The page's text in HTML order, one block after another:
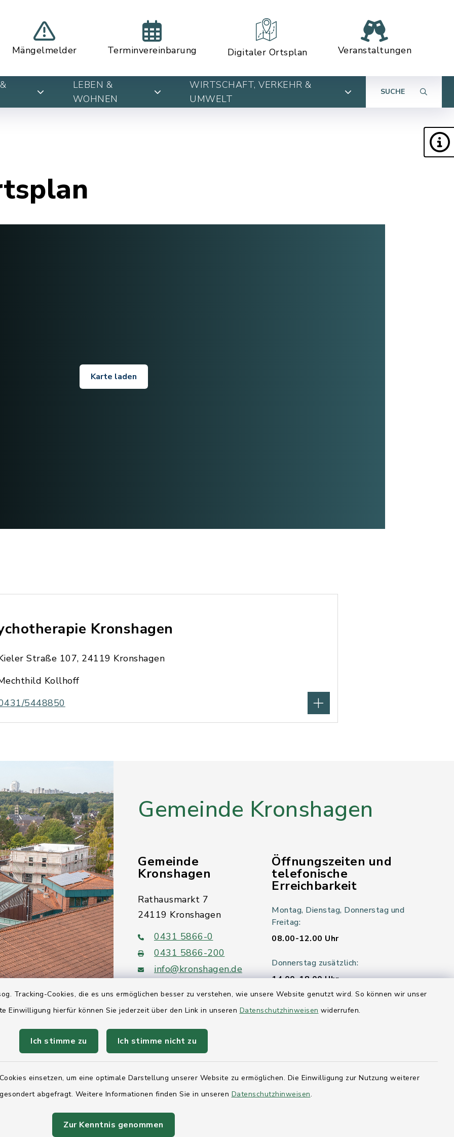
Tracking-Cookies, die es uns ermöglichen besser zu verstehen, wie unsere Website genutzt wird. So können wir unser
Einwilligung hierfür können Sie jederzeit über den Link in unseren Datenschutzhinweisen widerrufen.
Ich stimme zu Ich stimme nicht zu
einsetzen, um eine optimale Darstellung unserer Website zu ermöglichen. Die Einwilligung zur Nutzung weiterer
abgefragt. Weitere Informationen finden Sie in unseren Datenschutzhinweisen.
Zur Kenntnis genommen
Mängelmelder Terminvereinbarung Digitaler Ortsplan Veranstaltungen
LEBEN &
WOHNEN
WIRTSCHAFT, VERKEHR &
UMWELT
SUCHE
Karte laden
Kronshagen
Straße 107, 24119 Kronshagen
Kollhoff
5448850
Gemeinde Kronshagen
Gemeinde
Kronshagen
Rathausmarkt 7
24119 Kronshagen
0431 5866-0
0431 5866-200
info@kronshagen.de
Öffnungszeiten und
telefonische
Erreichbarkeit
Montag, Dienstag, Donnerstag und
Freitag:
08.00-12.00 Uhr
Donnerstag zusätzlich:
14.00-18.00 Uhr
Quicklinks
Ihre Behördennummer 115
Holstein
Kreis Rendsburg-Eckernförde